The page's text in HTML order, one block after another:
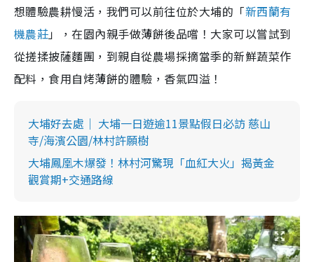
想體驗農耕慢活，我們可以前往位於大埔的「新西蘭有
機農莊」，在園內親手做薄餅後品嚐！大家可以嘗試到
從搓揉披薩麵團，到親自從農場採摘當季的新鮮蔬菜作
配料，食用自烤薄餅的體驗，香氣四溢！
大埔好去處｜ 大埔一日遊逾11景點假日必訪 慈山
寺/海濱公園/林村許願樹
大埔鳳凰木爆發！林村河驚現「血紅大火」揭黃金
觀賞期+交通路線